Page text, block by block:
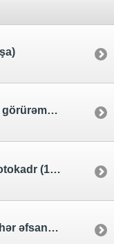
(inşa)
(1-ci hissə)
əfsanəsi